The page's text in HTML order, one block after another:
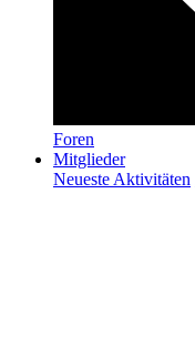
Foren
Mitglieder
Neueste Aktivitäten